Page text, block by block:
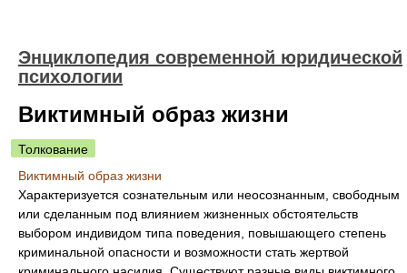
Энциклопедия современной юридической
психологии
Виктимный образ жизни
Толкование
Виктимный образ жизни
Характеризуется сознательным или неосознанным, свободным
или сделанным под влиянием жизненных обстоятельств
выбором индивидом типа поведения, повышающего степень
криминальной опасности и возможности стать жертвой